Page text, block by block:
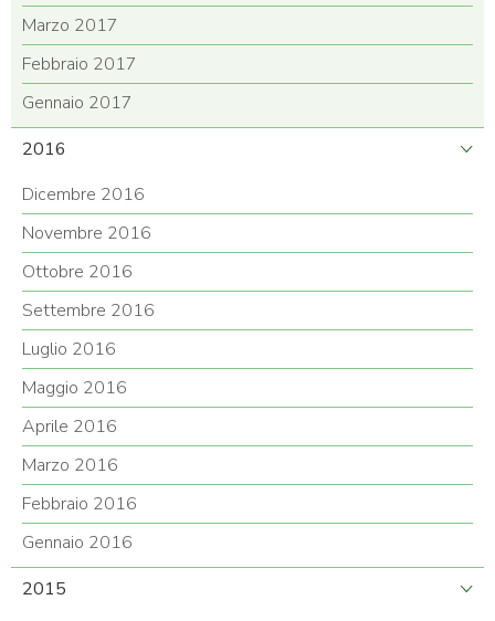
Marzo 2017
Febbraio 2017
Gennaio 2017
2016
Dicembre 2016
Novembre 2016
Ottobre 2016
Settembre 2016
Luglio 2016
Maggio 2016
Aprile 2016
Marzo 2016
Febbraio 2016
Gennaio 2016
2015